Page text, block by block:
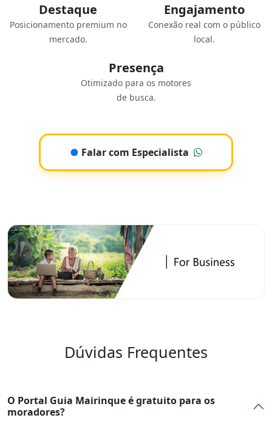
Destaque
Posicionamento premium no
mercado.
Engajamento
Conexão real com o público
local.
Presença
Otimizado para os motores
de busca.
● Falar com Especialista
Dúvidas Frequentes
O Portal Guia Mairinque é gratuito para os
moradores?